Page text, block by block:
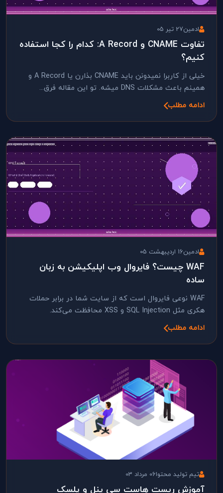
ادمین27 تیر 05
تفاوت CNAME و A Record: کدام را کجا استفاده
کنیم؟
خیلی از کاربرا نمیدونن باید CNAME بذارن یا A Record و
همینم باعث مشکلات DNS میشه. تو این مقاله فرق...
ادامه مطلب
ادمین16 اردیبهشت 05
WAF چیست؟ فایروال وب اپلیکیشن به زبان
ساده
WAF نوعی فایروال است که از سایت شما در برابر حملات
هکری مثل SQL Injection و XSS محافظت می‌کند.
ادامه مطلب
تیم تولید محتوا06 مرداد 03
آموزش ریست هاست سی پنل و پلسک